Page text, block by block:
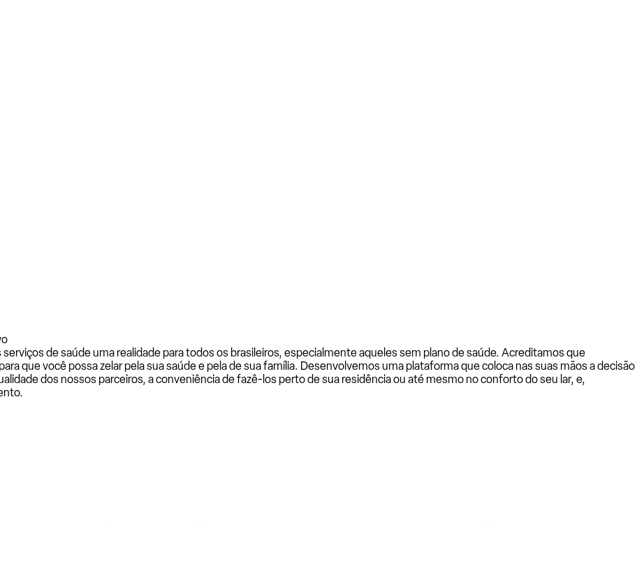
de saúde uma realidade para todos os brasileiros, especialmente aqueles sem plano de saúde. Acreditamos que
que você possa zelar pela sua saúde e pela de sua família. Desenvolvemos uma plataforma que coloca nas suas mãos a decisão
dos nossos parceiros, a conveniência de fazê-los perto de sua residência ou até mesmo no conforto do seu lar, e,